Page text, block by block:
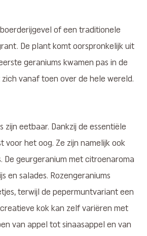
of een traditionele
De plant komt oorspronkelijk uit
geraniums kwamen pas in de
vanaf toen over de hele wereld.
eetbaar. Dankzij de essentiële
voor het oog. Ze zijn namelijk ook
De geurgeranium met citroenaroma
en salades. Rozengeraniums
terwijl de pepermuntvariant een
kok kan zelf variëren met
van appel tot sinaasappel en van